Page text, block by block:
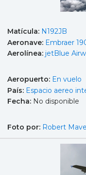
Matícula: N192JB
Aeronave: Embraer
Aerolínea: jetBlue
Aeropuerto: En vuelo
País: Espacio aereo
Fecha: No disponible
Foto por: Robert